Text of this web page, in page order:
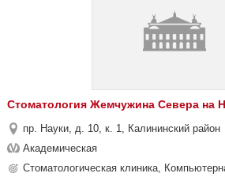
Стоматология Жемчужина Севера на
пр. Науки, д. 10, к. 1, Калининский район
Академическая
Стоматологическая клиника,